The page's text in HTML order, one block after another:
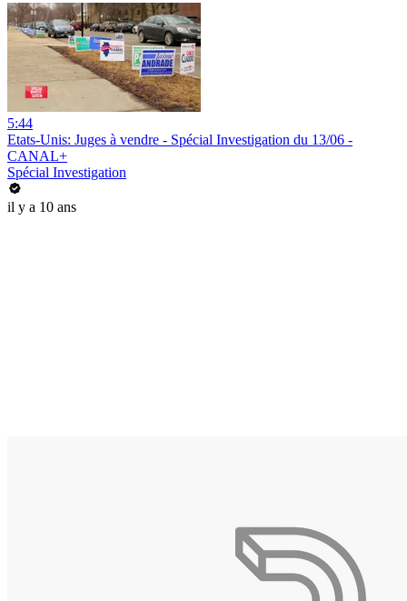
5:44
Etats-Unis: Juges à vendre - Spécial Investigation du 13/06 -
CANAL+
Spécial Investigation
il y a 10 ans